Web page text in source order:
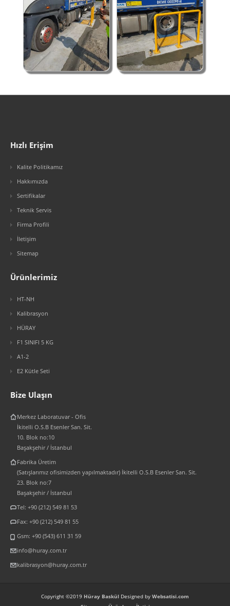
Hızlı Erişim
Kalite Politikamız
Hakkımızda
Sertifikalar
Teknik Servis
Firma Profili
İletişim
Sitemap
Ürünlerimiz
HT-NH
Kalibrasyon
HÜRAY
F1 SINIFI 5 KG
A1-2
E2 Kütle Seti
Bize Ulaşın
Merkez Laboratuvar - Ofis
İkitelli O.S.B Esenler San. Sit.
10. Blok no:10
Başakşehir / İstanbul
Fabrika Üretim
(Satışlarımız ofisimizden yapılmaktadır) İkitelli O.S.B Esenler San. Sit.
23. Blok no:7
Başakşehir / İstanbul
Tel: +90 (212) 549 81 53
Fax: +90 (212) 549 81 55
Gsm: +90 (543) 611 31 59
info@huray.com.tr
kalibrasyon@huray.com.tr
Copyright ©2019 Hüray Baskül Designed by Websatisi.com